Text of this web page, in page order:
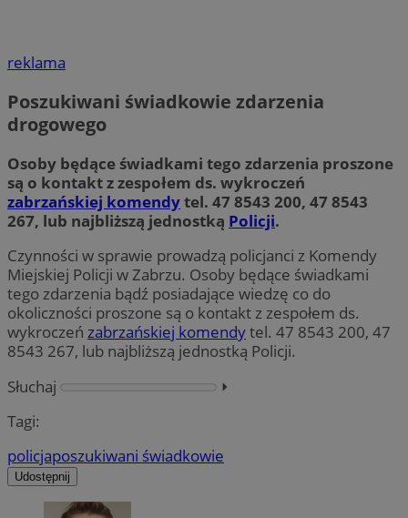
reklama
Poszukiwani świadkowie zdarzenia
drogowego
Osoby będące świadkami tego zdarzenia proszone
są o kontakt z zespołem ds. wykroczeń
zabrzańskiej komendytel. 47 8543 200, 47 8543
267, lub najbliższą jednostką Policji.
Czynności w sprawie prowadzą policjanci z Komendy
Miejskiej Policji w Zabrzu. Osoby będące świadkami
tego zdarzenia bądź posiadające wiedzę co do
okoliczności proszone są o kontakt z zespołem ds.
wykroczeń zabrzańskiej komendytel. 47 8543 200, 47
8543 267, lub najbliższą jednostką Policji.
Słuchaj
⏵︎
Tagi:
policjaposzukiwani świadkowie
Udostępnij